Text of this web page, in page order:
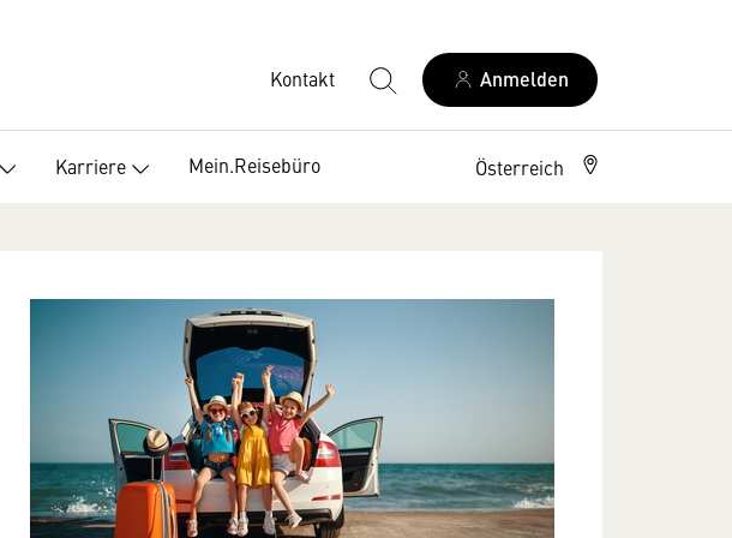
Kontakt Anmelden
Karriere Mein.Reisebüro Österreich